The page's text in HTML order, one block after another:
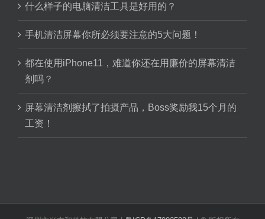
什么样子的电脑清洁工具是好用的？
手机清洁屏幕你所必须要注意的5大问题！
都在使用iPhone11，难道你还在用廉价的屏幕清洁
剂吗？
屏幕清洁剂擦拭了拍摄产品，Boss奖励我15个月的
工资！